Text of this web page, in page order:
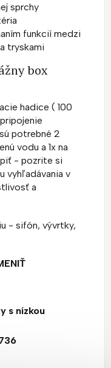
sprchy
funkcií medzi
tryskami
box
hadice ( 100
potrebné 2
vodu a 1x na
- pozrite si
vyhľadávania v
a
- sifón, vývrtky,
s nízkou